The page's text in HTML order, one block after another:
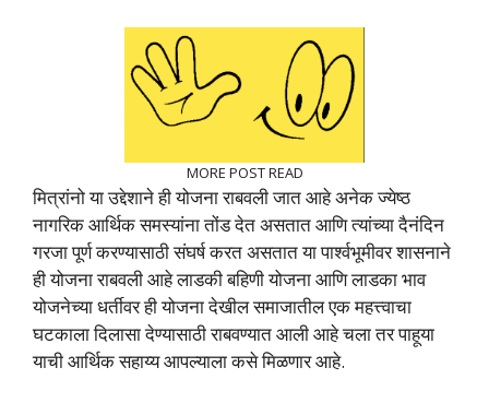
MORE POST READ
मित्रांनो या उद्देशाने ही योजना राबवली जात आहे अनेक ज्येष्ठ
नागरिक आर्थिक समस्यांना तोंड देत असतात आणि त्यांच्या दैनंदिन
गरजा पूर्ण करण्यासाठी संघर्ष करत असतात या पार्श्वभूमीवर शासनाने
ही योजना राबवली आहे लाडकी बहिणी योजना आणि लाडका भाव
योजनेच्या धर्तीवर ही योजना देखील समाजातील एक महत्त्वाचा
घटकाला दिलासा देण्यासाठी राबवण्यात आली आहे चला तर पाहूया
याची आर्थिक सहाय्य आपल्याला कसे मिळणार आहे.